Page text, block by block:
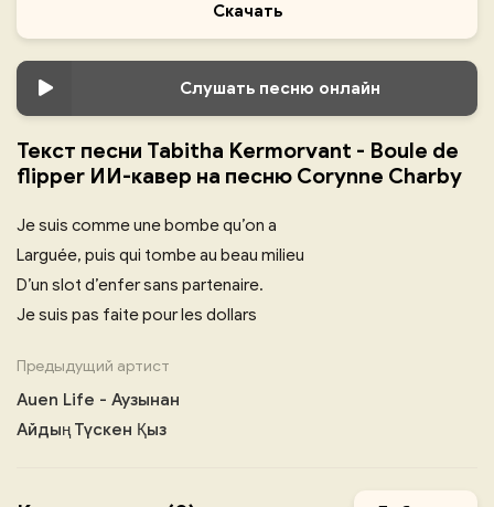
Скачать
Слушать песню онлайн
Текст песни Tabitha Kermorvant - Boule de
flipper ИИ-кавер на песню Corynne Charby
Je suis comme une bombe qu’on a
Larguée, puis qui tombe au beau milieu
D’un slot d’enfer sans partenaire.
Je suis pas faite pour les dollars
Предыдущий артист
Auen Life - Аузынан
Айдың Түскен Қыз